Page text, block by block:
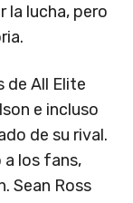
la lucha, pero
de All Elite
e incluso
de su rival.
a los fans,
Sean Ross